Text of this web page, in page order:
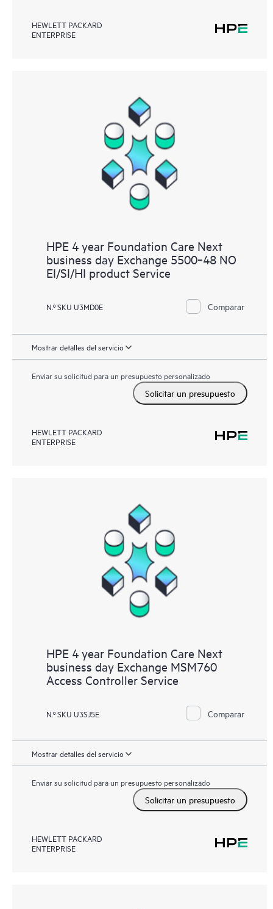
HEWLETT PACKARD
ENTERPRISE
HPE 4 year Foundation Care Next
business day Exchange 5500‑48 NO
EI/SI/HI product Service
N.º SKU U3MD0E Comparar
Mostrar detalles del servicio
Enviar su solicitud para un presupuesto personalizado
Solicitar un presupuesto
HEWLETT PACKARD
ENTERPRISE
HPE 4 year Foundation Care Next
business day Exchange MSM760
Access Controller Service
N.º SKU U3SJ5E Comparar
Mostrar detalles del servicio
Enviar su solicitud para un presupuesto personalizado
Solicitar un presupuesto
HEWLETT PACKARD
ENTERPRISE